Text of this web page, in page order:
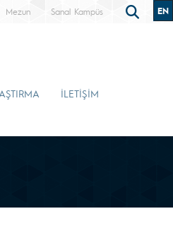
Mezun Sanal Kampüs EN
İLETİŞİM